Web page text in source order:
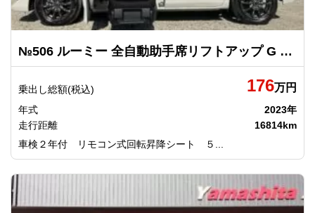
№506 ルーミー 全自動助手席リフトアップ G ウェルキャブ トヨタ
乗出し総額(税込) 176万円
年式
2023年
走行距離
16814km
車検２年付 リモコン式回転昇降シート ５...